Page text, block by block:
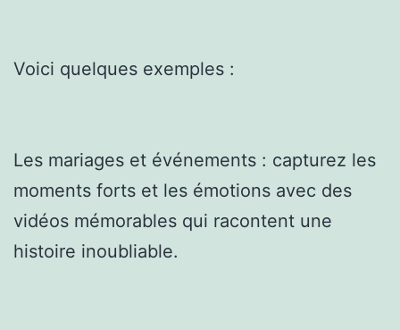
Voici quelques exemples :
Les mariages et événements : capturez les
moments forts et les émotions avec des
vidéos mémorables qui racontent une
histoire inoubliable.